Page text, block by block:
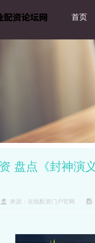
首页
盘点《封神演
来源：在线配资门户官网